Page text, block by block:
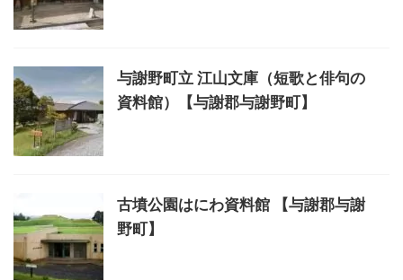
与謝野町立 江山文庫（短歌と俳句の
資料館）【与謝郡与謝野町】
古墳公園はにわ資料館 【与謝郡与謝
野町】